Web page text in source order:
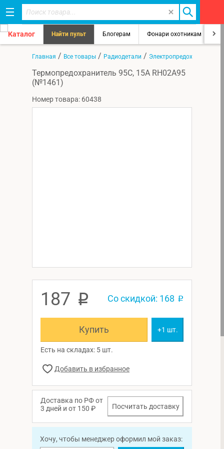
Каталог Найти пульт Блогерам Фонари охотникам
Главная / Все товары / Радиодетали / Электропредохранители
Термопредохранитель 95C, 15А RH02A95
(№1461)
Номер товара: 60438
187 p Со скидкой: 168 p
Купить +1 шт.
Есть на складах: 5 шт.
Доставка по РФ от
3 дней и от 150 ₽
Посчитать доставку
Хочу, чтобы менеджер оформил мой заказ: